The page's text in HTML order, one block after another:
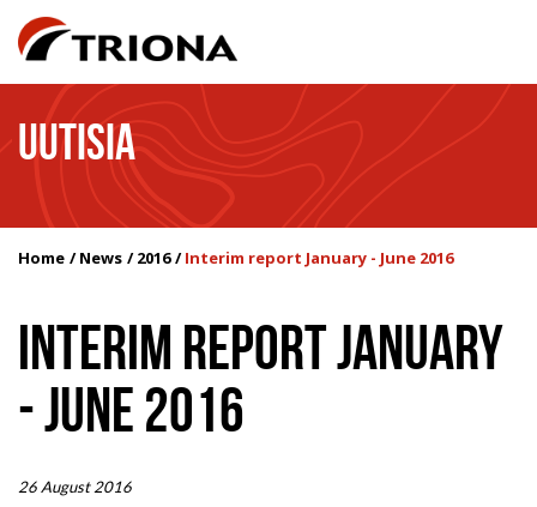
UUTISIA
Home News 2016 Interim report January - June 2016
INTERIM REPORT JANUARY
- JUNE 2016
26 August 2016